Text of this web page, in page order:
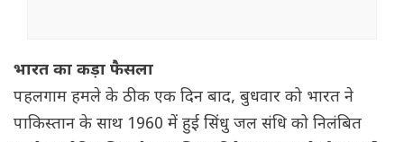
भारत का कड़ा फैसला
पहलगाम हमले के ठीक एक दिन बाद, बुधवार को भारत ने
पाकिस्तान के साथ 1960 में हुई सिंधु जल संधि को निलंबित